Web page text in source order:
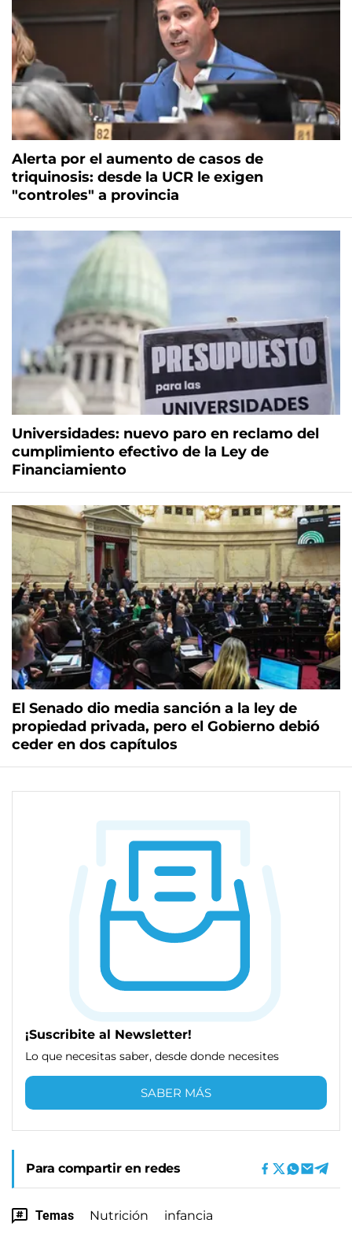
Alerta por el aumento de casos de
triquinosis: desde la UCR le exigen
"controles" a provincia
Universidades: nuevo paro en reclamo del
cumplimiento efectivo de la Ley de
Financiamiento
El Senado dio media sanción a la ley de
propiedad privada, pero el Gobierno debió
ceder en dos capítulos
¡Suscribite al Newsletter!
Lo que necesitas saber, desde donde necesites
SABER MÁS
Para compartir en redes
Temas Nutrición infancia